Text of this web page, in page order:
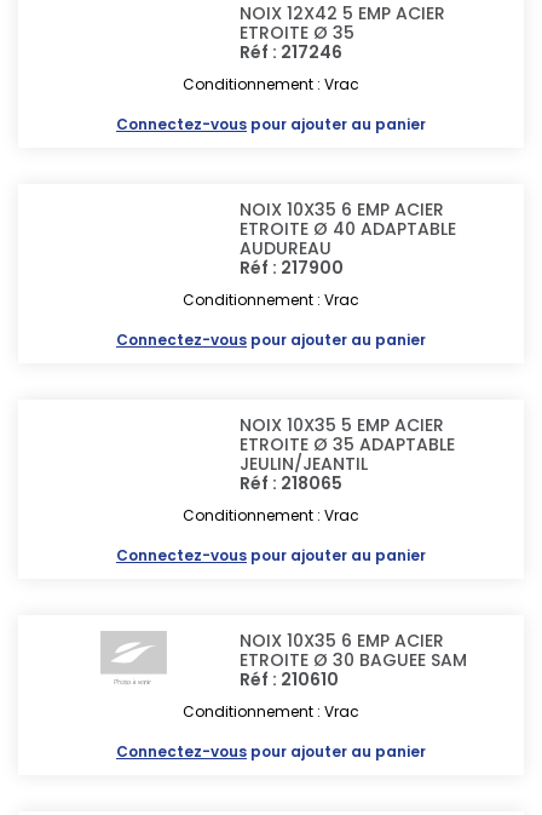
NOIX 12X42 5 EMP ACIER
ETROITE Ø 35
Réf : 217246
Conditionnement : Vrac
Connectez-vous pour ajouter au panier
NOIX 10X35 6 EMP ACIER
ETROITE Ø 40 ADAPTABLE
AUDUREAU
Réf : 217900
Conditionnement : Vrac
Connectez-vous pour ajouter au panier
NOIX 10X35 5 EMP ACIER
ETROITE Ø 35 ADAPTABLE
JEULIN/JEANTIL
Réf : 218065
Conditionnement : Vrac
Connectez-vous pour ajouter au panier
NOIX 10X35 6 EMP ACIER
ETROITE Ø 30 BAGUEE SAM
Réf : 210610
Conditionnement : Vrac
Connectez-vous pour ajouter au panier